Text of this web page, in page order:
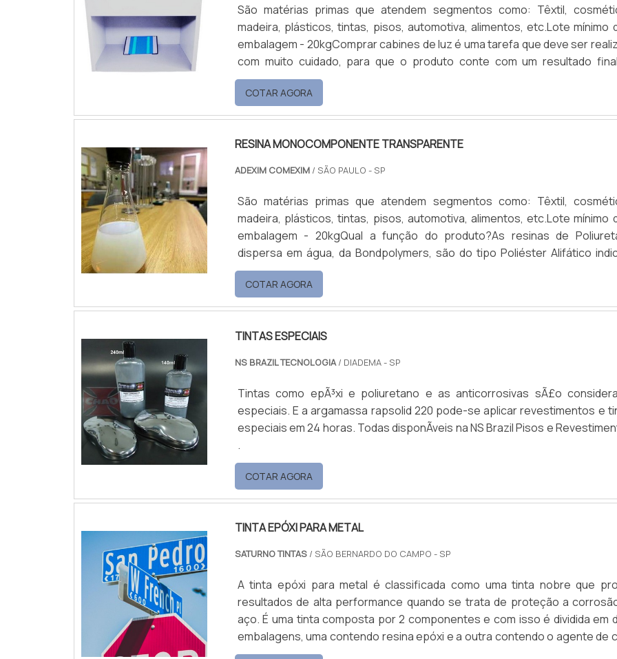
São matérias primas que atendem segmentos como: Têxtil,
madeira, plásticos, tintas, pisos, automotiva, alimentos, etc.Lote mínimo
embalagem - 20kgComprar cabines de luz é uma tarefa que deve ser
com muito cuidado, para que o produto conte com um resultado
altíssima qualidade. A cabine de Luz para laboratório pode contar com
sistema de controle visual de cores e detecção de
importantes do materialEla é adequada para todas as indústr.
COTAR AGORA
RESINA MONOCOMPONENTE TRANSPARENTE
ADEXIM COMEXIM/ SÃO PAULO - SP
São matérias primas que atendem segmentos como: Têxtil,
madeira, plásticos, tintas, pisos, automotiva, alimentos, etc.Lote mínimo
embalagem - 20kgQual a função do produto?As resinas de
dispersa em água, da Bondpolymers, são do tipo Poliéster Alifático
para diversos segmentos. Essa linha de resina
transparente atende as mais variadas aplicações, desde as mais flexíveis
as mais rígidas.AplicaçõesAlguns mercados de aplicações de resina mono.
COTAR AGORA
TINTAS ESPECIAIS
NS BRAZIL TECNOLOGIA/ DIADEMA - SP
Tintas como epÃ³xi e poliuretano e as anticorrosivas sÃ£o
especiais. E a argamassa rapsolid 220 pode-se aplicar revestimentos e
especiais em 24 horas. Todas disponÃ­veis na NS Brazil Pisos e
.
COTAR AGORA
TINTA EPÓXI PARA METAL
SATURNO TINTAS/ SÃO BERNARDO DO CAMPO - SP
A tinta epóxi para metal é classificada como uma tinta nobre que
resultados de alta performance quando se trata de proteção a
aço. É uma tinta composta por 2 componentes e com isso é dividida em
embalagens, uma contendo resina epóxi e a outra contendo o agente de
conhecido no mercado como catalizador ou endurecedor. Tipos de agentes